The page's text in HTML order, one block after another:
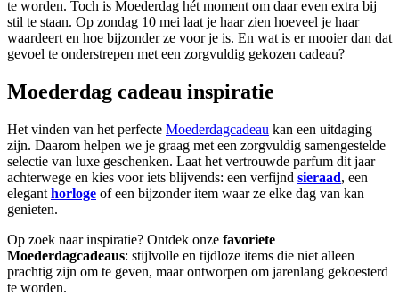
te worden. Toch is Moederdag hét moment om daar even extra bij
stil te staan. Op zondag 10 mei laat je haar zien hoeveel je haar
waardeert en hoe bijzonder ze voor je is. En wat is er mooier dan dat
gevoel te onderstrepen met een zorgvuldig gekozen cadeau?
Moederdag cadeau inspiratie
Het vinden van het perfecte Moederdagcadeau kan een uitdaging
zijn. Daarom helpen we je graag met een zorgvuldig samengestelde
selectie van luxe geschenken. Laat het vertrouwde parfum dit jaar
achterwege en kies voor iets blijvends: een verfijnd sieraad, een
elegant horloge of een bijzonder item waar ze elke dag van kan
genieten.
Op zoek naar inspiratie? Ontdek onze favoriete
Moederdagcadeaus: stijlvolle en tijdloze items die niet alleen
prachtig zijn om te geven, maar ontworpen om jarenlang gekoesterd
te worden.